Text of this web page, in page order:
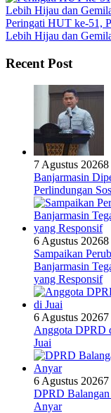
Peringati HUT ke-51,
Lebih Hijau dan
Recent Post
7 Agustus 20268
Banjarmasin
Perlindungan
6 Agustus 20268
Sampaikan
Banjarmasin
yang Responsif
6 Agustus 2026
Anggota DPRD
Juai
6 Agustus 2026
DPRD
Anyar